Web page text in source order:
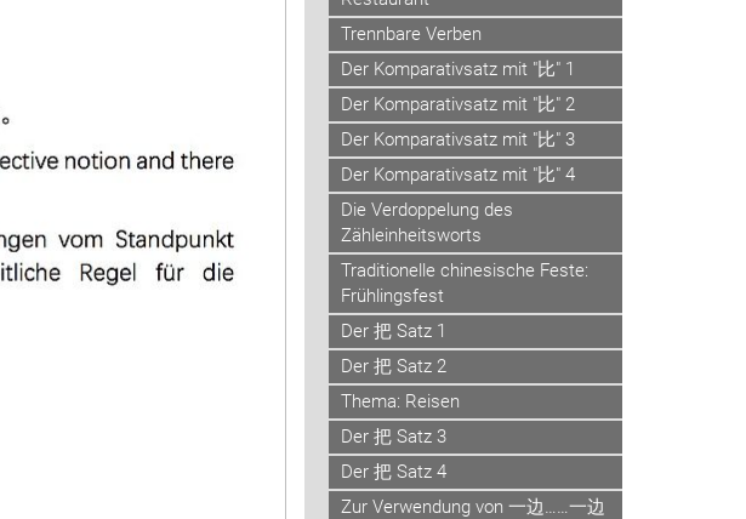
Trennbare Verben
Der Komparativsatz mit "比" 1
Der Komparativsatz mit "比" 2
Der Komparativsatz mit "比" 3
Der Komparativsatz mit "比" 4
Die Verdoppelung des
Zähleinheitsworts
Traditionelle chinesische Feste:
Frühlingsfest
Der 把 Satz 1
Der 把 Satz 2
Thema: Reisen
Der 把 Satz 3
Der 把 Satz 4
Zur Verwendung von 一边……一边